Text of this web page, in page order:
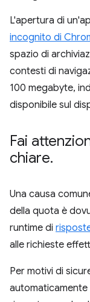
L'apertura di
incognito di
spazio di
contesti di
100 megabyte,
disponibile sul
Fai
chiare.
Una causa
della quota è
runtime di
alle richieste
Per motivi di